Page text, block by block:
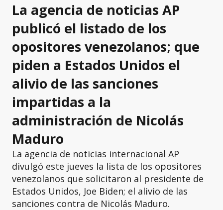
La agencia de noticias AP
publicó el listado de los
opositores venezolanos; que
piden a Estados Unidos el
alivio de las sanciones
impartidas a la
administración de Nicolás
Maduro
La agencia de noticias internacional AP
divulgó este jueves la lista de los opositores
venezolanos que solicitaron al presidente de
Estados Unidos, Joe Biden; el alivio de las
sanciones contra de Nicolás Maduro.